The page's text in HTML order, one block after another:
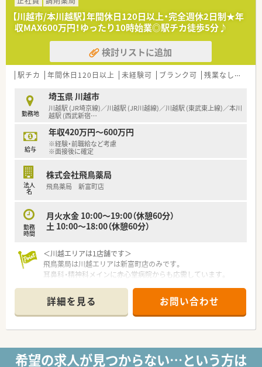
■病院門前からクリニック門前と幅広く展開しているため、病院
門前で幅広い科目を経験することからクリニック門前で専門性
を高めることまで、希望に合わせた働き方が可能です
■医療関連事業部もあり、収益の柱があるため安定性あります
(入院セットリース、入所者私物洗濯、商品販売、寝具類のクリ
ーニングリース、カーテン・ブラインドのリース及びメンテナン
■企業が新しい機材を率先して導入し、薬剤師の業務効率アッ
プ・過誤防止に努めております
■Ｅラーニングの全額負担、薬剤師会への講習会参加、学術大会
への参加費・交通費負担まで対応され、学べる環境が整っており
ます
■暦上年間休日が少ない年は「会社カレンダー」という特別休暇
を補填され、年間休日は毎年必ず120日となるよう整えられてお
ります
■各エリアを統括するブロック長がおり、緊急により人員が足り
整し、常に無理のない状況で働けるよう安定した人員配置の基盤
ができております
■ご希望があれば管理薬剤師(最短3年程)→ブロック長→部長へ
■異動に関しては、事前に面談があり、合意があった場合のみ依
頼されるため、強制的な異動はございません
■有給取得率は全社平均80％（令和2年度実績）
で予定がある⇒午前の3時間のみ有給休暇使用)
■産前・産後休暇も取りやすく産後復職率は100％、子育てをさ
れる方にとって復帰しやすい企業です（Ｈ29年度 7件実績）
■単身の場合は会社判断により家賃の半分(上限5万円まで)の住
宅手当もあります
【川越市/本川越駅】年間休日120日以上・完全週休2日制★年
収MAX600万円！ゆったり10時始業◎駅チカ徒歩5分♪
検討リストに追加
駅チカ 年間休日120日以上 未経験可 ブランク可 残業なし(ほぼなし含む)
勤務地
埼玉県 川越市
川越駅 (JR埼京線)／川越駅 (JR川越線)／川越駅 (東武東上線)／本川
越駅 (西武新宿…
給与
年収420万円～600万円
※経験・前職給など考慮
※面接後に確定
法人
名
株式会社飛鳥薬局
飛鳥薬局 新富町店
勤務
時間
月火水金 10:00～19:00（休憩60分）
土 10:00～18:00（休憩60分）
＜川越エリアは1店舗です＞
飛鳥薬局は川越エリアは新富町店のみです。
耳鼻科・精神科メインに赤心堂病院からも応需しています。
エリアは川越駅と本川越の間です。
1日80枚を応需しており、薬剤師3名で対応しています。
＜充実の福利厚生＞
10年・20年勤務の方を対象とした「勤続年数表彰」等、福利厚生が
充実しています！
詳細を見る お問い合わせ
希望の求人が見つからない…という方は